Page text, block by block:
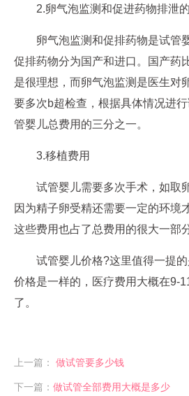
2.卵气泡监测和促进药物排泄
卵气泡监测和促排药物是试管
促排药物分为国产和进口。国产药
是很理想，而卵气泡监测是医生对
要多次b超检查，根据具体情况进
管婴儿总费用的三分之一。
3.移植费用
试管婴儿需要多次手术，如取
因为精子卵受精还需要一定的环境
这些费用也占了总费用的很大一部分
试管婴儿价格?这里值得一提
价格是一样的，医疗费用大概在9-
了。
上一篇： 做试管要多少钱
下一篇： 做试管全部费用大概是多少